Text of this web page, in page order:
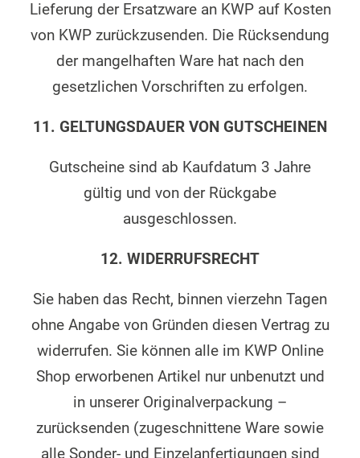
Lieferung der Ersatzware an KWP auf Kosten
von KWP zurückzusenden. Die Rücksendung
der mangelhaften Ware hat nach den
gesetzlichen Vorschriften zu erfolgen.
11. GELTUNGSDAUER VON GUTSCHEINEN
Gutscheine sind ab Kaufdatum 3 Jahre
gültig und von der Rückgabe
ausgeschlossen.
12. WIDERRUFSRECHT
Sie haben das Recht, binnen vierzehn Tagen
ohne Angabe von Gründen diesen Vertrag zu
widerrufen. Sie können alle im KWP Online
Shop erworbenen Artikel nur unbenutzt und
in unserer Originalverpackung –
zurücksenden (zugeschnittene Ware sowie
alle Sonder- und Einzelanfertigungen sind